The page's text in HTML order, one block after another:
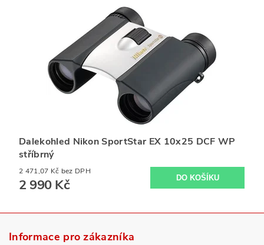
Dalekohled Nikon SportStar EX 10x25 DCF WP
stříbrný
2 471,07 Kč bez DPH
2 990 Kč
Informace pro zákazníka